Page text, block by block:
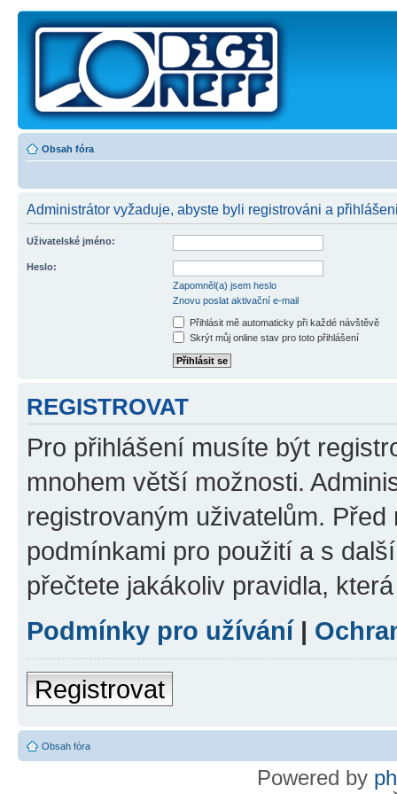
Obsah fóra
Administrátor vyžaduje, abyste byli registrováni a
Uživatelské jméno:
Heslo:
Zapomněl(a) jsem heslo
Znovu poslat aktivační e-mail
Přihlásit mě automaticky při každé návštěvě
Skrýt můj online stav pro toto přihlášení
REGISTROVAT
Pro přihlášení musíte být
mnohem větší možnosti.
registrovaným uživatelům.
podmínkami pro použití a s
přečtete jakákoliv pravidla,
Podmínky pro užívání|
Registrovat
Obsah fóra
Powered by